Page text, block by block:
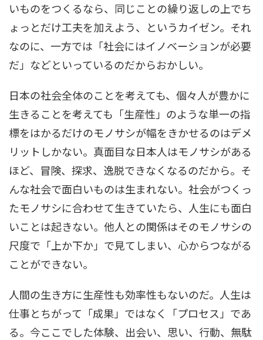
いものをつくるなら、同じことの繰り返しの上でち
ょっとだけ工夫を加えよう、というカイゼン。それ
なのに、一方では「社会にはイノベーションが必要
だ」などといっているのだからおかしい。
日本の社会全体のことを考えても、個々人が豊かに
生きることを考えても「生産性」のような単一の指
標をはかるだけのモノサシが幅をきかせるのはデメ
リットしかない。真面目な日本人はモノサシがある
ほど、冒険、探求、逸脱できなくなるのだから。そ
んな社会で面白いものは生まれない。社会がつくっ
たモノサシに合わせて生きていたら、人生にも面白
いことは起きない。他人との関係はそのモノサシの
尺度で「上か下か」で見てしまい、心からつながる
ことができない。
人間の生き方に生産性も効率性もないのだ。人生は
仕事とちがって「成果」ではなく「プロセス」であ
る。今ここでした体験、出会い、思い、行動、無駄